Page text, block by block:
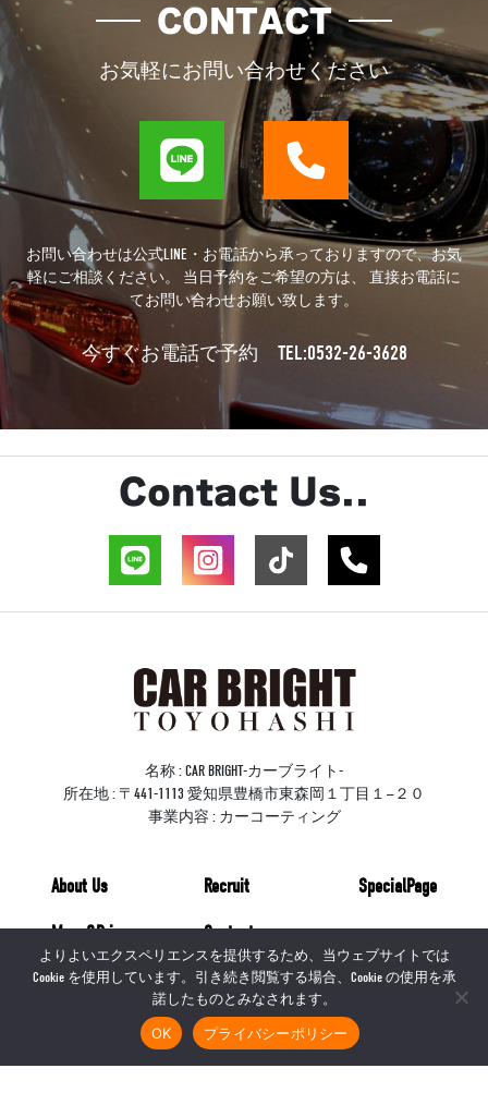
CONTACT
お気軽にお問い合わせください
お問い合わせは公式LINE・お電話から承っておりますので、お気
軽にご相談ください。 当日予約をご希望の方は、 直接お電話に
てお問い合わせお願い致します。
今すぐお電話で予約 TEL:0532-26-3628
Contact Us..
名称 : CAR BRIGHT-カーブライト-
所在地 : 〒441-1113 愛知県豊橋市東森岡１丁目１−２０
事業内容 : カーコーティング
About Us
Menu&Price
Before&After
Recruit
Contact
Access
PrivacyPolicy
SpecialPage
よりよいエクスペリエンスを提供するため、当ウェブサイトでは
Cookie を使用しています。引き続き閲覧する場合、Cookie の使用を承
諾したものとみなされます。
OK プライバシーポリシー